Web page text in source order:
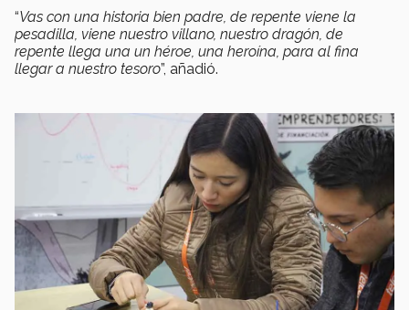
“Vas con una historia bien padre, de repente viene la
pesadilla, viene nuestro villano, nuestro dragón, de
repente llega una un héroe, una heroína, para al fina
llegar a nuestro tesoro”, añadió.